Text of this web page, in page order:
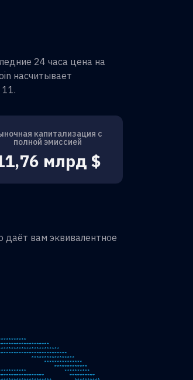
24 часа цена на
насчитывает
11.
капитализация с
полной эмиссией
млрд $
вам эквивалентное